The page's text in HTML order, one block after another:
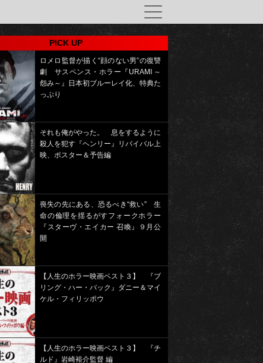
PICK UP
ロメロ監督が描く“顔のない男”の復讐
劇 サスペンス・ホラー『URAMI ～
怨み～』日本初ブルーレイ化、特典た
っぷり
それも俺がやった。 息をするように
殺人を犯す『ヘンリー』リバイバル上
映、ポスター＆予告編
喪失の先にある、恐るべき“救い” 生
命の倫理を揺るがすフォークホラー
『スターヴ・エイカー 召喚』９月公
開
【人生のホラー映画ベスト３】 『ブ
リング・ハー・バック』ダニー＆マイ
ケル・フィリッポウ
【人生のホラー映画ベスト３】 『チ
ルド』岩崎裕介監督 編